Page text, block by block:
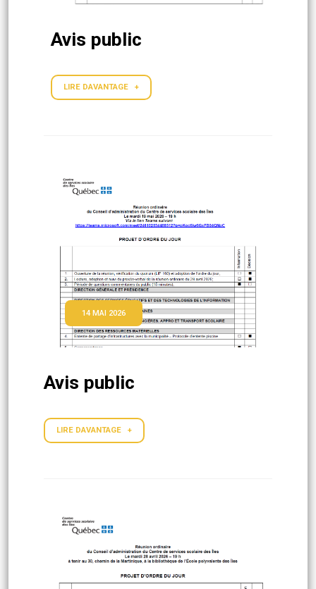
Avis public
LIRE DAVANTAGE +
14 MAI 2026
Avis public
LIRE DAVANTAGE +